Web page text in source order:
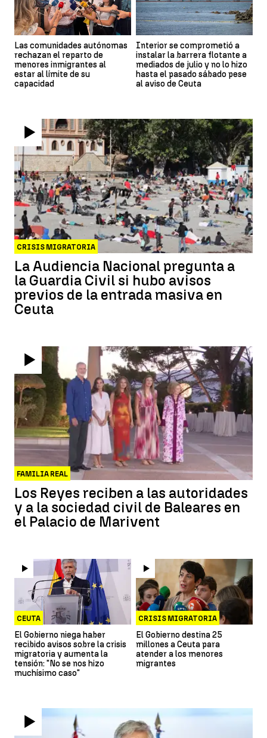
Las comunidades autónomas
rechazan el reparto de
menores inmigrantes al
estar al límite de su
capacidad
Interior se comprometió a
instalar la barrera flotante a
mediados de julio y no lo hizo
hasta el pasado sábado pese
al aviso de Ceuta
CRISIS MIGRATORIA
La Audiencia Nacional pregunta a
la Guardia Civil si hubo avisos
previos de la entrada masiva en
Ceuta
FAMILIA REAL
Los Reyes reciben a las autoridades
y a la sociedad civil de Baleares en
el Palacio de Marivent
CEUTA
El Gobierno niega haber
recibido avisos sobre la crisis
migratoria y aumenta la
tensión: "No se nos hizo
muchísimo caso"
CRISIS MIGRATORIA
El Gobierno destina 25
millones a Ceuta para
atender a los menores
migrantes